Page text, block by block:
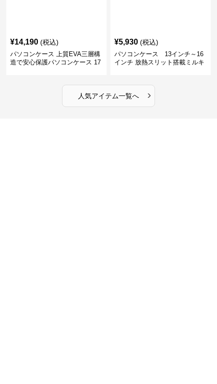
¥14,190 (税込)
パソコンケース 上質EVA三層構
造で安心保護パソコンケース 17
¥5,930 (税込)
パソコンケース 13インチ～16
インチ 放熱スリット搭載ミルキ
人気アイテム一覧へ ›